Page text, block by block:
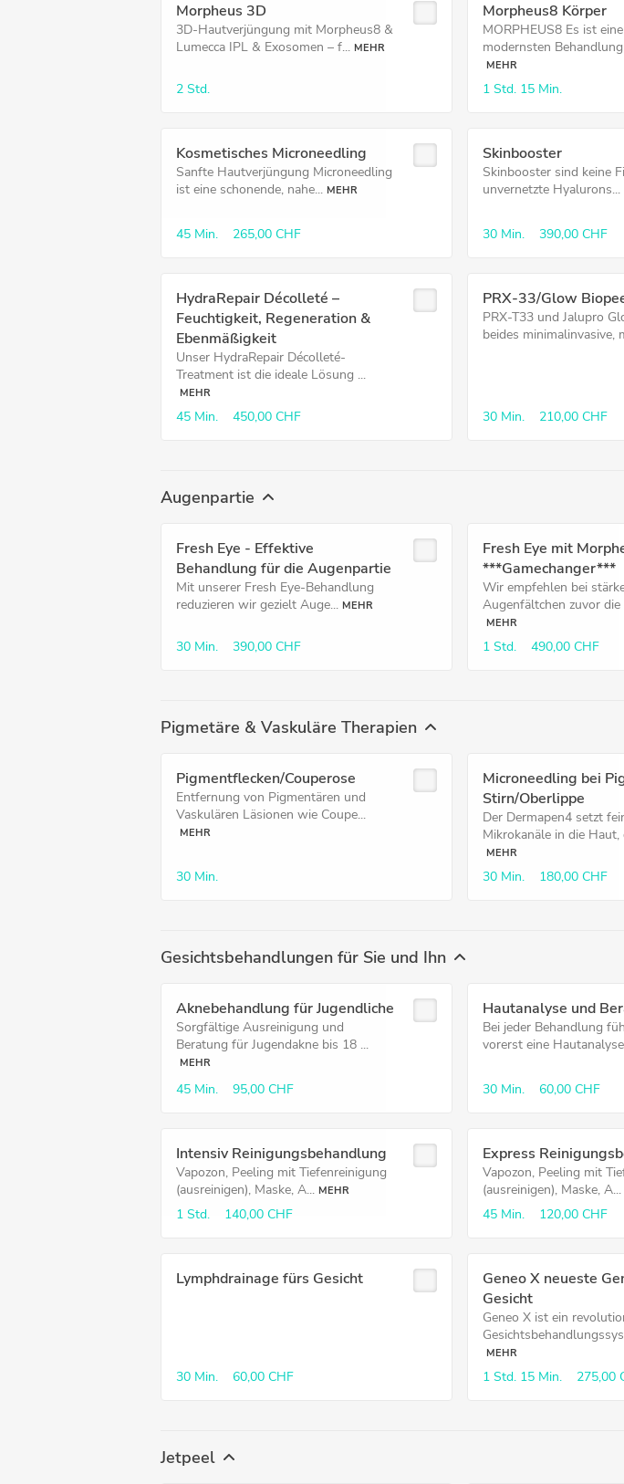
Morpheus 3D
3D-Hautverjüngung mit Morpheus8 &
Lumecca IPL & Exosomen – f... MEHR
2 Std.
Morpheus8 Körper
MORPHEUS8 Es ist
modernsten
MEHR
1 Std. 15 Min.
Kosmetisches Microneedling
Sanfte Hautverjüngung Microneedling
ist eine schonende, nahe... MEHR
45 Min. 265,00 CHF
Skinbooster
Skinbooster sind keine
unvernetzte Hyalurons...
30 Min. 390,00 CHF
HydraRepair Décolleté –
Feuchtigkeit, Regeneration &
Ebenmäßigkeit
Unser HydraRepair Décolleté-
Treatment ist die ideale Lösung ...
MEHR
45 Min. 450,00 CHF
PRX-33/Glow
PRX-T33 und Jalupro
beides minimalinvasive,
30 Min. 210,00 CHF
Augenpartie
Fresh Eye - Effektive
Behandlung für die Augenpartie
Mit unserer Fresh Eye-Behandlung
reduzieren wir gezielt Auge... MEHR
30 Min. 390,00 CHF
Fresh Eye mit
***Gamechanger***
Wir empfehlen bei
Augenfältchen zuvor die
MEHR
1 Std. 490,00 CHF
Pigmetäre & Vaskuläre Therapien
Pigmentflecken/Couperose
Entfernung von Pigmentären und
Vaskulären Läsionen wie Coupe...
MEHR
30 Min.
Microneedling bei
Stirn/Oberlippe
Der Dermapen4 setzt
Mikrokanäle in die Haut,
MEHR
30 Min. 180,00 CHF
Gesichtsbehandlungen für Sie und Ihn
Aknebehandlung für Jugendliche
Sorgfältige Ausreinigung und
Beratung für Jugendakne bis 18 ...
MEHR
45 Min. 95,00 CHF
Hautanalyse und
Bei jeder Behandlung
vorerst eine
30 Min. 60,00 CHF
Intensiv Reinigungsbehandlung
Vapozon, Peeling mit Tiefenreinigung
(ausreinigen), Maske, A... MEHR
1 Std. 140,00 CHF
Express
Vapozon, Peeling mit
(ausreinigen), Maske, A...
45 Min. 120,00 CHF
Lymphdrainage fürs Gesicht
30 Min. 60,00 CHF
Geneo X neueste
Gesicht
Geneo X ist ein
MEHR
1 Std. 15 Min. 275,00
Jetpeel